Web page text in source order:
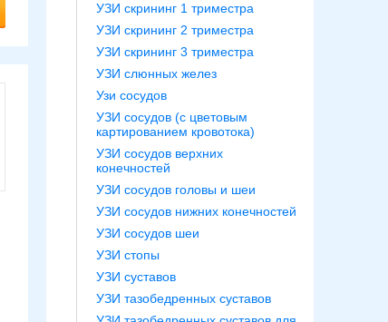
УЗИ скрининг 1 триместра
УЗИ скрининг 2 триместра
УЗИ скрининг 3 триместра
УЗИ слюнных желез
Узи сосудов
УЗИ сосудов (с цветовым
картированием кровотока)
УЗИ сосудов верхних
конечностей
УЗИ сосудов головы и шеи
УЗИ сосудов нижних конечностей
УЗИ сосудов шеи
УЗИ стопы
УЗИ суставов
УЗИ тазобедренных суставов